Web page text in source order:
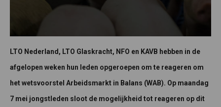
LTO Nederland, LTO Glaskracht, NFO en KAVB hebben in de
afgelopen weken hun leden opgeroepen om te reageren om
het wetsvoorstel Arbeidsmarkt in Balans (WAB). Op maandag
7 mei jongstleden sloot de mogelijkheid tot reageren op dit